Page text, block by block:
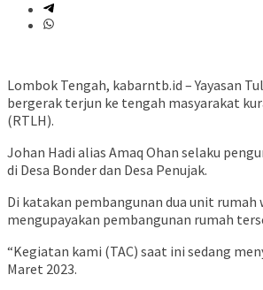
Lombok Tengah, kabarntb.id – Yayasan
bergerak terjun ke tengah masyarakat
(RTLH).
Johan Hadi alias Amaq Ohan selaku
di Desa Bonder dan Desa Penujak.
Di katakan pembangunan dua unit
mengupayakan pembangunan rumah
“Kegiatan kami (TAC) saat ini sedang
Maret 2023.